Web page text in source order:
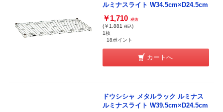
ルミナスライト W34.5cm×D24.5cm
￥1,710 税抜
(￥1,881 税込)
1枚
18ポイント
カートへ
ドウシシャ メタルラック ルミナス
ルミナスライト W39.5cm×D24.5cm